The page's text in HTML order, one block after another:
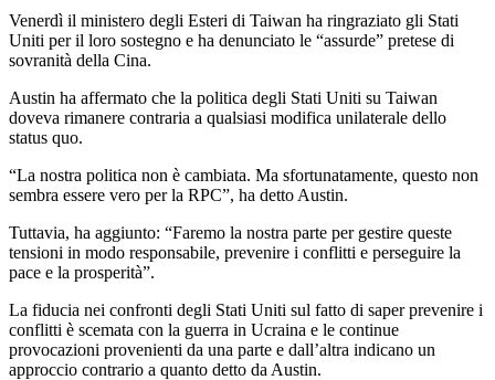
Venerdì il ministero degli Esteri di Taiwan ha ringraziato gli Stati
Uniti per il loro sostegno e ha denunciato le “assurde” pretese di
sovranità della Cina.
Austin ha affermato che la politica degli Stati Uniti su Taiwan
doveva rimanere contraria a qualsiasi modifica unilaterale dello
status quo.
“La nostra politica non è cambiata. Ma sfortunatamente, questo non
sembra essere vero per la RPC”, ha detto Austin.
Tuttavia, ha aggiunto: “Faremo la nostra parte per gestire queste
tensioni in modo responsabile, prevenire i conflitti e perseguire la
pace e la prosperità”.
La fiducia nei confronti degli Stati Uniti sul fatto di saper prevenire i
conflitti è scemata con la guerra in Ucraina e le continue
provocazioni provenienti da una parte e dall’altra indicano un
approccio contrario a quanto detto da Austin.